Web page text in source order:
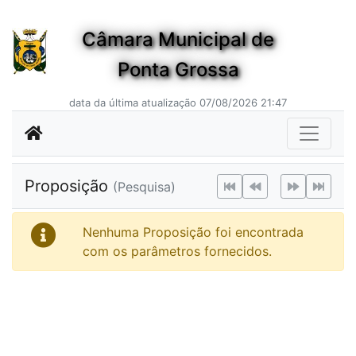
Câmara Municipal de
Ponta Grossa
data da última atualização 07/08/2026 21:47
Proposição (Pesquisa)
Nenhuma Proposição foi encontrada
com os parâmetros fornecidos.